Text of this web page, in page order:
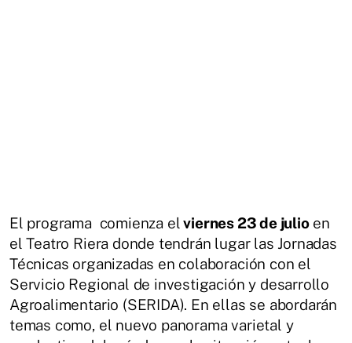
El programa comienza el viernes 23 de julioen
el Teatro Riera donde tendrán lugar las Jornadas
Técnicas organizadas en colaboración con el
Servicio Regional de investigación y desarrollo
Agroalimentario (SERIDA). En ellas se abordarán
temas como, el nuevo panorama varietal y